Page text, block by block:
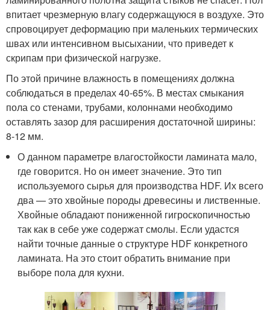
впитает чрезмерную влагу содержащуюся в воздухе. Это
спровоцирует деформацию при маленьких термических
швах или интенсивном высыхании, что приведет к
скрипам при физической нагрузке.
По этой причине влажность в помещениях должна
соблюдаться в пределах 40-65%. В местах смыкания
пола со стенами, трубами, колоннами необходимо
оставлять зазор для расширения достаточной ширины:
8-12 мм.
О данном параметре влагостойкости ламината мало,
где говорится. Но он имеет значение. Это тип
используемого сырья для производства HDF. Их всего
два — это хвойные породы древесины и лиственные.
Хвойные обладают пониженной гигроскопичностью
так как в себе уже содержат смолы. Если удастся
найти точные данные о структуре HDF конкретного
ламината. На это стоит обратить внимание при
выборе пола для кухни.